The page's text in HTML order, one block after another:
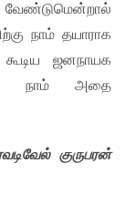
நாம் தயாராக
ஜனநாயக
நாம் அதை
குருபரன்